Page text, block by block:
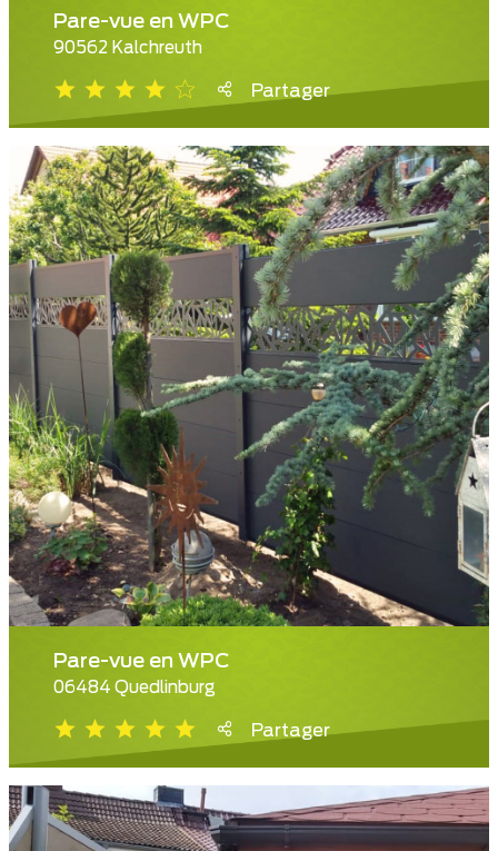
Pare-vue en WPC
90562 Kalchreuth
Partager
Pare-vue en WPC
06484 Quedlinburg
Partager